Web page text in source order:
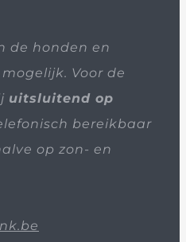
de honden en
Voor de
uitsluitend op
bereikbaar
op zon- en